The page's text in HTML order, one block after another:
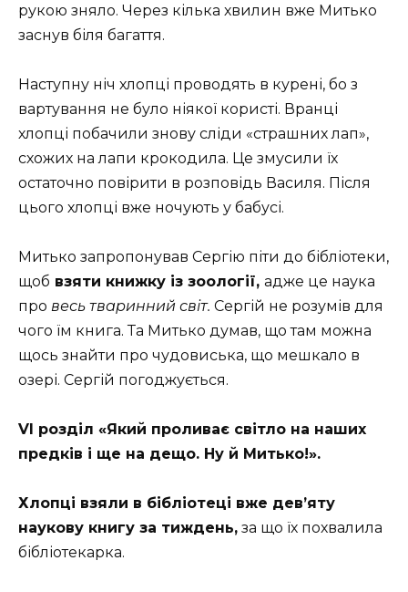
рукою зняло. Через кілька хвилин вже Митько
заснув біля багаття.
Наступну ніч хлопці проводять в курені, бо з
вартування не було ніякої користі. Вранці
хлопці побачили знову сліди «страшних лап»,
схожих на лапи крокодила. Це змусили їх
остаточно повірити в розповідь Василя. Після
цього хлопці вже ночують у бабусі.
Митько запропонував Сергію піти до бібліотеки,
щоб взяти книжку із зоології, адже це наука
про весь тваринний світ. Сергій не розумів для
чого їм книга. Та Митько думав, що там можна
щось знайти про чудовиська, що мешкало в
озері. Сергій погоджується.
VI розділ «Який проливає світло на наших
предків і ще на дещо. Ну й Митько!».
Хлопці взяли в бібліотеці вже дев’яту
наукову книгу за тиждень, за що їх похвалила
бібліотекарка.